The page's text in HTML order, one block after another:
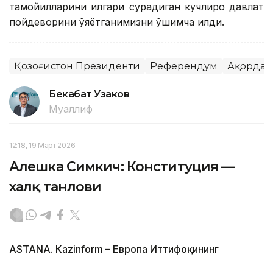
тамойилларини илгари сурадиган кучлироқ давлат
пойдеворини қўяётганимизни қўшимча қилди.
Қозоғистон Президенти Референдум Ақорда
Бекабат Узаков
Муаллиф
12:18, 19 Март 2026
Алешка Симкич: Конституция —
халқ танлови
ASTANА. Каzinform – Европа Иттифоқининг